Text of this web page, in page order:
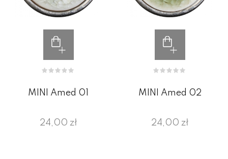
MINI Amed 01
24,00 zł
MINI Amed 02
24,00 zł